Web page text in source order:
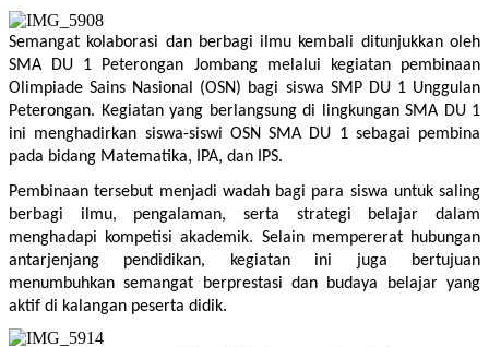
Semangat kolaborasi dan berbagi ilmu kembali ditunjukkan oleh
SMA DU 1 Peterongan Jombang melalui kegiatan pembinaan
Olimpiade Sains Nasional (OSN) bagi siswa SMP DU 1 Unggulan
Peterongan. Kegiatan yang berlangsung di lingkungan SMA DU 1
ini menghadirkan siswa-siswi OSN SMA DU 1 sebagai pembina
pada bidang Matematika, IPA, dan IPS.
Pembinaan tersebut menjadi wadah bagi para siswa untuk saling
berbagi ilmu, pengalaman, serta strategi belajar dalam
menghadapi kompetisi akademik. Selain mempererat hubungan
antarjenjang pendidikan, kegiatan ini juga bertujuan
menumbuhkan semangat berprestasi dan budaya belajar yang
aktif di kalangan peserta didik.